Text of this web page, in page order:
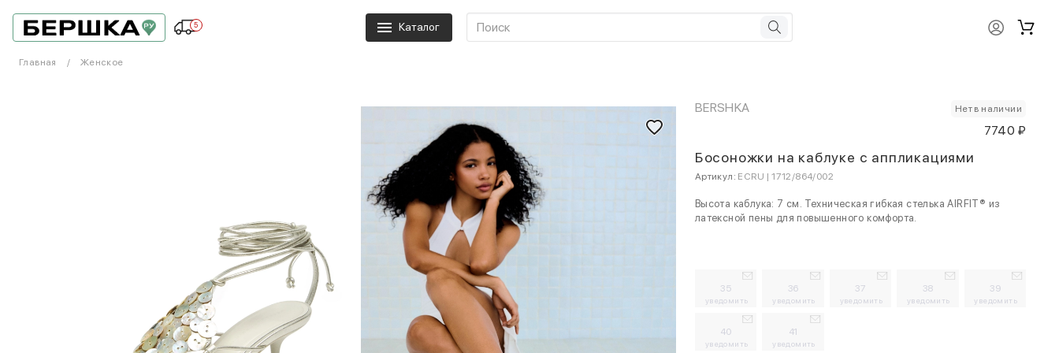
5 Каталог
Главная Женское
BERSHKA Нет в наличии
7740 ₽
Босоножки на каблуке с аппликациями
Артикул: ECRU | 1712/864/002
Высота каблука: 7 см. Техническая гибкая стелька AIRFIT® из
латексной пены для повышенного комфорта.
35
уведомить
36
уведомить
37
уведомить
38
уведомить
39
уведомить
40
уведомить
41
уведомить